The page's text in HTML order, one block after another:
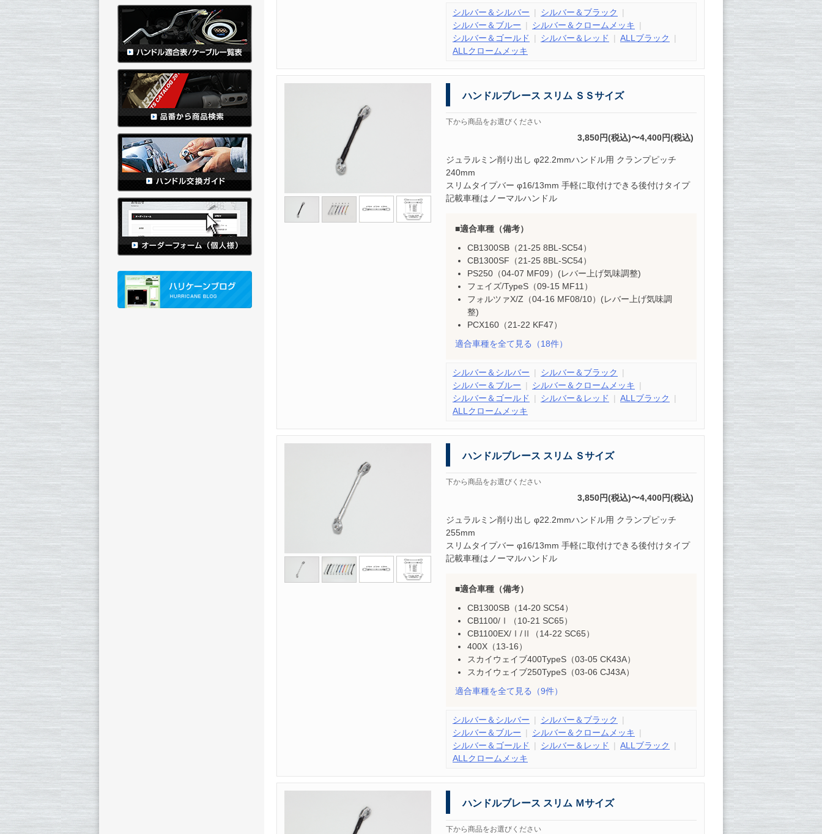
シルバー＆シルバー
シルバー＆ブラック
シルバー＆ブルー
シルバー＆クロームメッキ
シルバー＆ゴールド
シルバー＆レッド
ALLブラック
ALLクロームメッキ
ハンドルブレース スリム ＳＳサイズ
下から商品をお選びください
3,850円(税込)〜4,400円(税込)
ジュラルミン削り出し φ22.2mmハンドル用 クランプピッチ
240mm
スリムタイプバー φ16/13mm 手軽に取付けできる後付けタイプ
記載車種はノーマルハンドル
適合車種（備考）
CB1300SB（21-25 8BL-SC54）
CB1300SF（21-25 8BL-SC54）
PS250（04-07 MF09）(レバー上げ気味調整)
フェイズ/TypeS（09-15 MF11）
フォルツァX/Z（04-16 MF08/10）(レバー上げ気味調
整)
PCX160（21-22 KF47）
適合車種を全て見る
（18件）
シルバー＆シルバー
シルバー＆ブラック
シルバー＆ブルー
シルバー＆クロームメッキ
シルバー＆ゴールド
シルバー＆レッド
ALLブラック
ALLクロームメッキ
ハンドルブレース スリム Ｓサイズ
下から商品をお選びください
3,850円(税込)〜4,400円(税込)
ジュラルミン削り出し φ22.2mmハンドル用 クランプピッチ
255mm
スリムタイプバー φ16/13mm 手軽に取付けできる後付けタイプ
記載車種はノーマルハンドル
適合車種（備考）
CB1300SB（14-20 SC54）
CB1100/Ⅰ（10-21 SC65）
CB1100EX/Ⅰ/Ⅱ（14-22 SC65）
400X（13-16）
スカイウェイブ400TypeS（03-05 CK43A）
スカイウェイブ250TypeS（03-06 CJ43A）
適合車種を全て見る
（9件）
シルバー＆シルバー
シルバー＆ブラック
シルバー＆ブルー
シルバー＆クロームメッキ
シルバー＆ゴールド
シルバー＆レッド
ALLブラック
ALLクロームメッキ
ハンドルブレース スリム Ｍサイズ
下から商品をお選びください